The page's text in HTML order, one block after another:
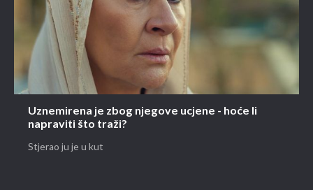
Uznemirena je zbog njegove ucjene - hoće li
napraviti što traži?
Stjerao ju je u kut